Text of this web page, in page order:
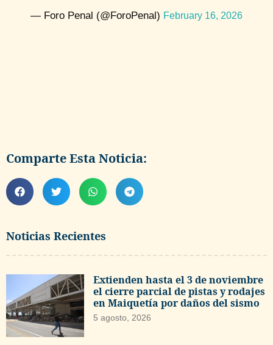
Noticias Recientes
Extienden hasta el 3 de noviembre
el cierre parcial de pistas y rodajes
en Maiquetía por daños del sismo
5 agosto, 2026
— Foro Penal (@ForoPenal) February 16, 2026
Comparte Esta Noticia: